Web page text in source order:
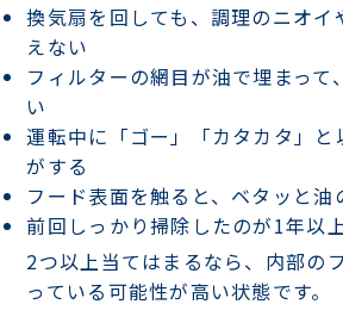
換気扇を回しても、調理のニオイ
えない
フィルターの網目が油で埋まって
い
運転中に「ゴー」「カタカタ」
がする
フード表面を触ると、ベタッと油
前回しっかり掃除したのが1年以
2つ以上当てはまるなら、内部の
っている可能性が高い状態です。